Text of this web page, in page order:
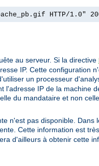
HTTP/1.0"
au serveur. Si la directive
IP. Cette configuration
un processeur
IP de la machine
du mandataire et non
n'est pas disponible.
Cette information est
d'ailleurs à obtenir cette